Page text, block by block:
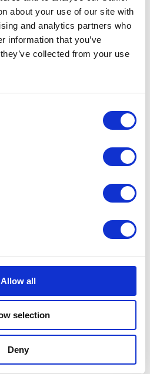
about your use of our site with
and analytics partners who
information that you’ve
collected from your use
Allow all
selection
Deny
Bundeling